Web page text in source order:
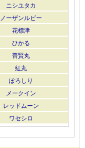
ニシユタカ
ノーザンルビー
花標津
ひかる
普賢丸
紅丸
ぽろしり
メークイン
レッドムーン
ワセシロ